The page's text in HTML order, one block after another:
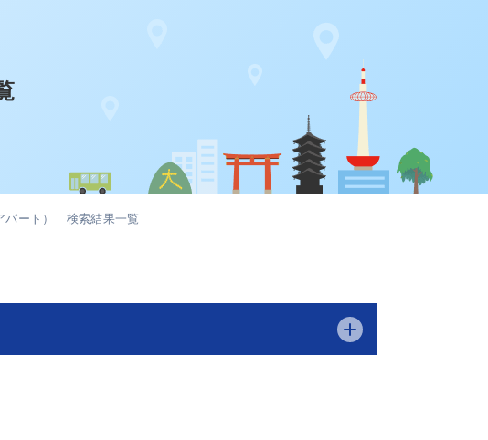
パート） 検索結果一覧